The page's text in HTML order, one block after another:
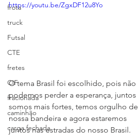
frota
truck
Futsal
CTE
fretes
CIF
fracionada
caminhão
carga fechada
https://youtu.be/ZgxDF12u8Yo
O tema Brasil foi escolhido, pois não
podemos perder a esperança, juntos
somos mais fortes, temos orgulho de
nossa bandeira e agora estaremos
juntos nas estradas do nosso Brasil.